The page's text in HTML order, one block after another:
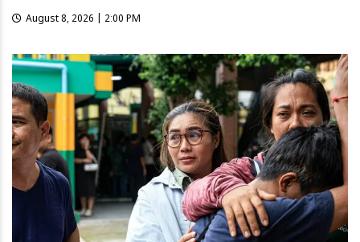
August 8, 2026 | 2:00 PM